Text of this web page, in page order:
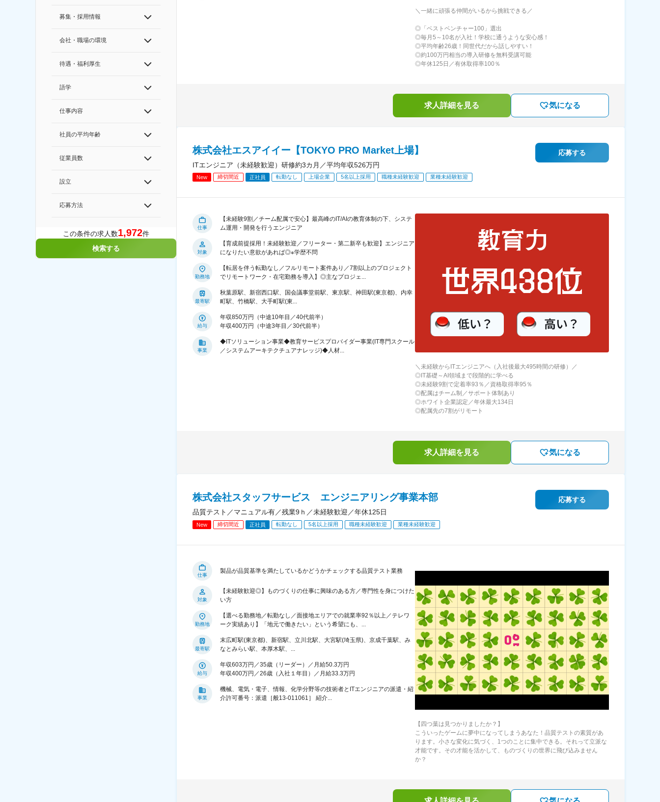
募集・採用情報
会社・職場の環境
待遇・福利厚生
語学
仕事内容
社員の平均年齢
従業員数
設立
応募方法
この条件の求人数1,972件
検索する
＼一緒に頑張る仲間がいるから挑戦できる／
◎「ベストベンチャー100」選出
◎毎月5～10名が入社！学校に通うような安心感！
◎平均年齢26歳！同世代だから話しやすい！
◎約100万円相当の導入研修を無料受講可能
◎年休125日／有休取得率100％
求人詳細を見る 気になる
株式会社エスアイイー【TOKYO PRO Market上場】
ITエンジニア（未経験歓迎）研修約3カ月／平均年収526万円
New 締切間近 正社員 転勤なし 上場企業 5名以上採用 職種未経験歓迎 業種未経験歓迎
応募する
仕事
【未経験9割／チーム配属で安心】最高峰のIT/AIの教育体制の下、システ
ム運用・開発を行うエンジニア
対象
【育成前提採用！未経験歓迎／フリーター・第二新卒も歓迎】エンジニア
になりたい意欲があれば◎※学歴不問
勤務地
【転居を伴う転勤なし／フルリモート案件あり／7割以上のプロジェクト
でリモートワーク・在宅勤務を導入】◎主なプロジェ...
最寄駅
秋葉原駅、新宿西口駅、国会議事堂前駅、東京駅、神田駅(東京都)、内幸
町駅、竹橋駅、大手町駅(東...
給与
年収850万円（中途10年目／40代前半）
年収400万円（中途3年目／30代前半）
事業
◆ITソリューション事業◆教育サービスプロバイダー事業(IT専門スクール
／システムアーキテクチュアナレッジ)◆人材...
＼未経験からITエンジニアへ（入社後最大495時間の研修）／
◎IT基礎～AI領域まで段階的に学べる
◎未経験9割で定着率93％／資格取得率95％
◎配属はチーム制／サポート体制あり
◎ホワイト企業認定／年休最大134日
◎配属先の7割がリモート
求人詳細を見る 気になる
株式会社スタッフサービス エンジニアリング事業本部
品質テスト／マニュアル有／残業9ｈ／未経験歓迎／年休125日
New 締切間近 正社員 転勤なし 5名以上採用 職種未経験歓迎 業種未経験歓迎
応募する
仕事
製品が品質基準を満たしているかどうかチェックする品質テスト業務
対象
【未経験歓迎◎】ものづくりの仕事に興味のある方／専門性を身につけた
い方
勤務地
【選べる勤務地／転勤なし／面接地エリアでの就業率92％以上／テレワ
ーク実績あり】「地元で働きたい」という希望にも、...
最寄駅
末広町駅(東京都)、新宿駅、立川北駅、大宮駅(埼玉県)、京成千葉駅、み
なとみらい駅、本厚木駅、...
給与
年収603万円／35歳（リーダー）／月給50.3万円
年収400万円／26歳（入社１年目）／月給33.3万円
事業
機械、電気・電子、情報、化学分野等の技術者とITエンジニアの派遣・紹
介許可番号：派遣［般13-011061］ 紹介...
【四つ葉は見つかりましたか？】
こういったゲームに夢中になってしまうあなた！品質テストの素質があ
ります。小さな変化に気づく、1つのことに集中できる。それって立派な
才能です。その才能を活かして、ものづくりの世界に飛び込みません
か？